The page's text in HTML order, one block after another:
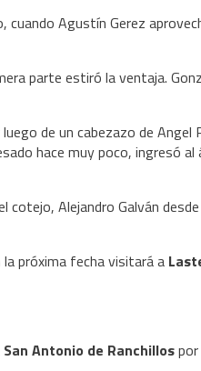
Agustín Gerez
parte estiró la ventaja.
de un cabezazo de Angel
hace muy poco, ingresó
Alejandro Galván
próxima fecha visitará a
San Antonio de Ranchillos